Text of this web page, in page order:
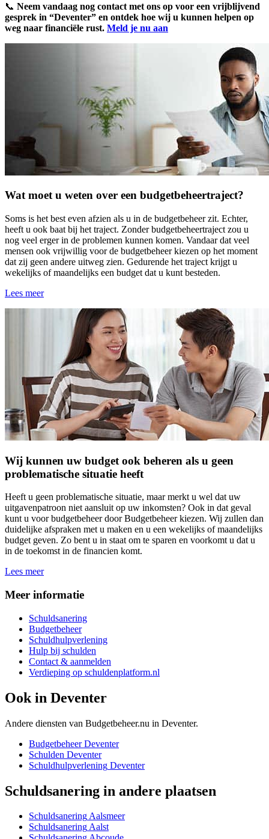
📞 Neem vandaag nog contact met ons op voor een vrijblijvend
gesprek in “Deventer” en ontdek hoe wij u kunnen helpen op
weg naar financiële rust. Meld je nu aan
Wat moet u weten over een budgetbeheertraject?
Soms is het best even afzien als u in de budgetbeheer zit. Echter,
heeft u ook baat bij het traject. Zonder budgetbeheertraject zou u
nog veel erger in de problemen kunnen komen. Vandaar dat veel
mensen ook vrijwillig voor de budgetbeheer kiezen op het moment
dat zij geen andere uitweg zien. Gedurende het traject krijgt u
wekelijks of maandelijks een budget dat u kunt besteden.
Lees meer
Wij kunnen uw budget ook beheren als u geen
problematische situatie heeft
Heeft u geen problematische situatie, maar merkt u wel dat uw
uitgavenpatroon niet aansluit op uw inkomsten? Ook in dat geval
kunt u voor budgetbeheer door Budgetbeheer kiezen. Wij zullen dan
duidelijke afspraken met u maken en u een wekelijks of maandelijks
budget geven. Zo bent u in staat om te sparen en voorkomt u dat u
in de toekomst in de financien komt.
Lees meer
Meer informatie
Schuldsanering
Budgetbeheer
Schuldhulpverlening
Hulp bij schulden
Contact & aanmelden
Verdieping op schuldenplatform.nl
Ook in Deventer
Andere diensten van Budgetbeheer.nu in Deventer.
Budgetbeheer Deventer
Schulden Deventer
Schuldhulpverlening Deventer
Schuldsanering in andere plaatsen
SchuldsaneringAalsmeer
SchuldsaneringAalst